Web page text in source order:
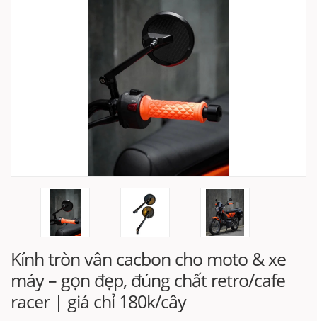
Kính tròn vân cacbon cho moto & xe
máy – gọn đẹp, đúng chất retro/cafe
racer | giá chỉ 180k/cây